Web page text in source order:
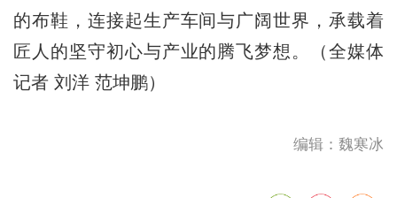
的布鞋，连接起生产车间与广阔世界，承载着
匠人的坚守初心与产业的腾飞梦想。（全媒体
记者 刘洋 范坤鹏）
编辑：魏寒冰